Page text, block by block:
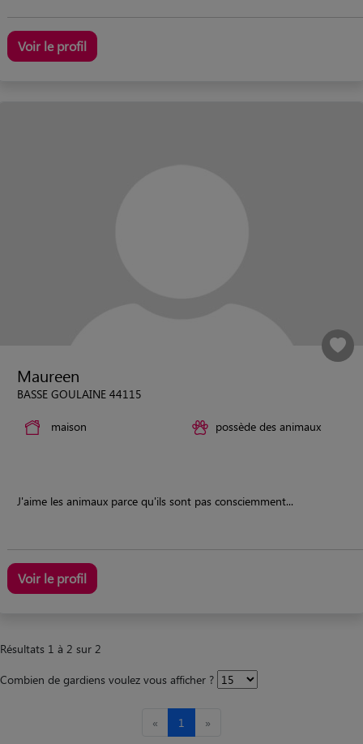
Voir le profil
Maureen
BASSE GOULAINE 44115
maison possède des animaux
J'aime les animaux parce qu'ils sont pas consciemment...
Voir le profil
Résultats 1 à 2 sur 2
Combien de gardiens voulez vous afficher ?
« 1 »